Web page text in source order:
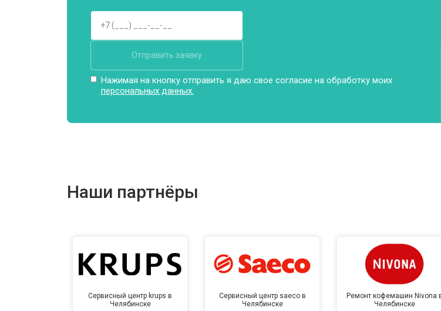
Отправить заявку
Нажимая на кнопку отправить я даю свое согласие на обработку моих
персональных данных.
Наши партнёры
Сервисный центр krups в
Челябинске
Сервисный центр saeco в
Челябинске
Ремонт кофемашин Nivona
Челябинске